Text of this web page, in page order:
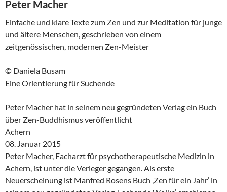
Peter Macher
Einfache und klare Texte zum Zen und zur Meditation für junge
und ältere Menschen, geschrieben von einem
zeitgenössischen, modernen Zen-Meister
© Daniela Busam
Eine Orientierung für Suchende
Peter Macher hat in seinem neu gegründeten Verlag ein Buch
über Zen-Buddhismus veröffentlicht
Achern
08. Januar 2015
Peter Macher, Facharzt für psychotherapeutische Medizin in
Achern, ist unter die Verleger gegangen. Als erste
Neuerscheinung ist Manfred Rosens Buch ‚Zen für ein Jahr‘ in